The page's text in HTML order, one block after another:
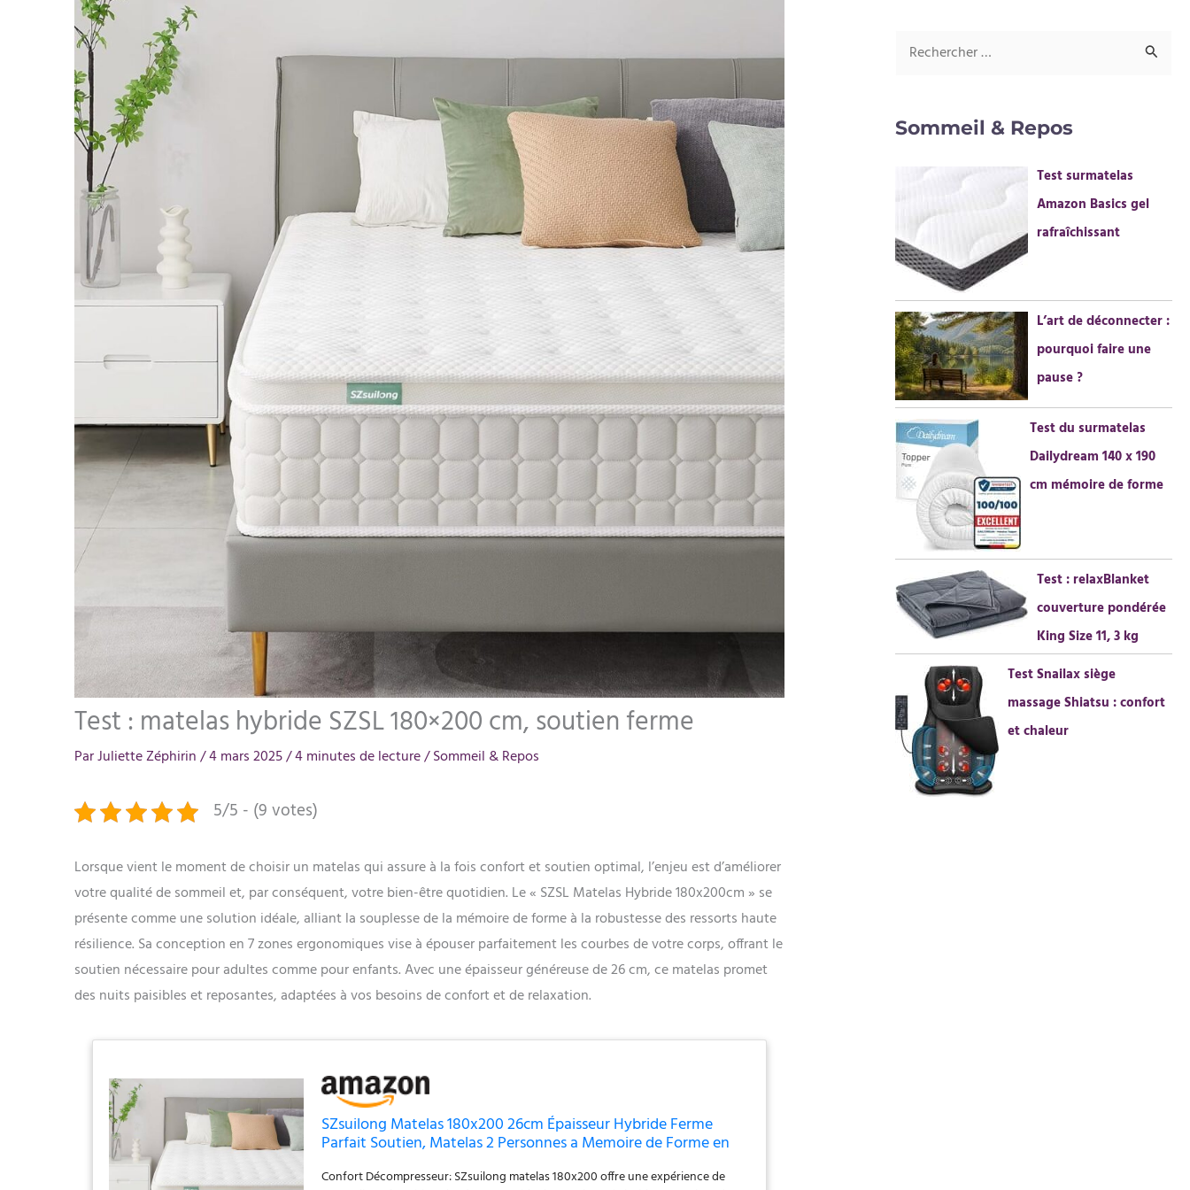
Test : matelas hybride SZSL 180×200 cm, soutien ferme
ParJuliette Zéphirin/4 mars 2025/4 minutes de lecture/Sommeil & Repos
5/5 - (9 votes)
Lorsque vient le moment de choisir un matelas qui assure à la fois confort et soutien optimal, l’enjeu est d’améliorer
votre qualité de sommeil et, par conséquent, votre bien-être quotidien. Le « SZSL Matelas Hybride 180x200cm » se
présente comme une solution idéale, alliant la souplesse de la mémoire de forme à la robustesse des ressorts haute
résilience. Sa conception en 7 zones ergonomiques vise à épouser parfaitement les courbes de votre corps, offrant le
soutien nécessaire pour adultes comme pour enfants. Avec une épaisseur généreuse de 26 cm, ce matelas promet
des nuits paisibles et reposantes, adaptées à vos besoins de confort et de relaxation.
SZsuilong Matelas 180x200 26cm Épaisseur Hybride Ferme
Parfait Soutien, Matelas 2 Personnes a Memoire de Forme en
Adulte Enfant
Confort Décompresseur: SZsuilong matelas 180x200 offre une expérience de
h
h
r
:
Sommeil & Repos
Test surmatelas
Amazon Basics gel
rafraîchissant
L’art de déconnecter :
pourquoi faire une
pause ?
Test du surmatelas
Dailydream 140 x 190
cm mémoire de forme
Test : relaxBlanket
couverture pondérée
King Size 11, 3 kg
Test Snailax siège
massage Shiatsu : confort
et chaleur